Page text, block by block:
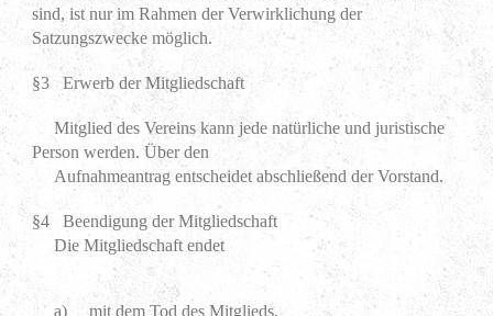
sind, ist nur im Rahmen der Verwirklichung der
Satzungszwecke möglich.
§3 Erwerb der Mitgliedschaft
Mitglied des Vereins kann jede natürliche und juristische
Person werden. Über den
Aufnahmeantrag entscheidet abschließend der Vorstand.
§4 Beendigung der Mitgliedschaft
Die Mitgliedschaft endet
a) mit dem Tod des Mitglieds,